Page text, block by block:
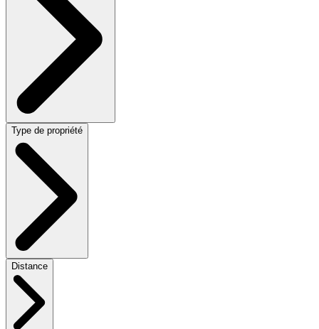
Type de propriété
Distance